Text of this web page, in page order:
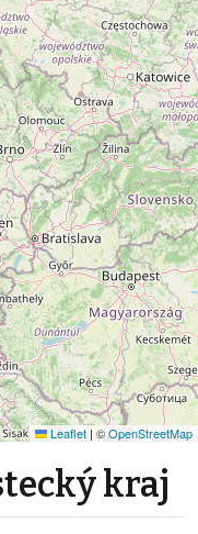
Leaflet | ©OpenStreetMap
kraj